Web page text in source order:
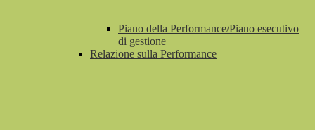
Piano della Performance/Piano esecutivo
di gestione
Relazione sulla Performance